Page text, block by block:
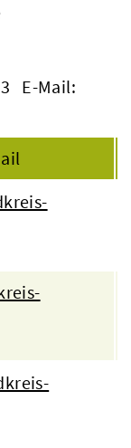
E-Mail: